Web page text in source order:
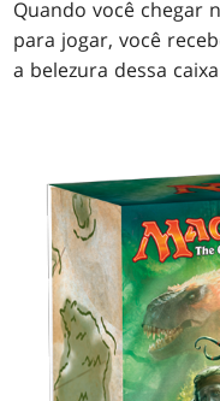
Quando você chegar
para jogar, você
a belezura dessa